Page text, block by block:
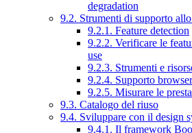
degradation
9.2. Strumenti di supporto
9.2.1. Feature detection
9.2.2. Verificare le
use
9.2.3. Strumenti e
9.2.4. Supporto browser
9.2.5. Misurare le
9.3. Catalogo del riuso
9.4. Sviluppare con il design
9.4.1. Il framework